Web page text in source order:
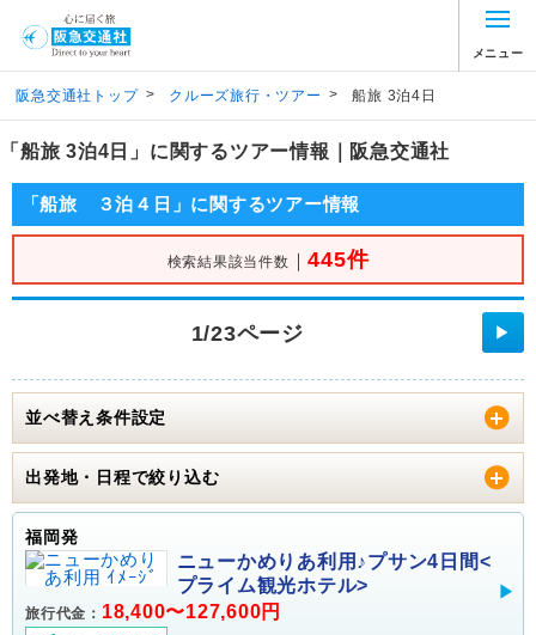
メニュー
阪急交通社トップ > クルーズ旅行・ツアー > 船旅 3泊4日
「船旅 3泊4日」に関するツアー情報｜阪急交通社
「船旅 ３泊４日」に関するツアー情報
検索結果該当件数 ｜445件
1/23ページ ▶
並べ替え条件設定
出発地・日程で絞り込む
福岡発
ニューかめりあ利用♪プサン4日間<
プライム観光ホテル>
旅行代金： 18,400〜127,600円